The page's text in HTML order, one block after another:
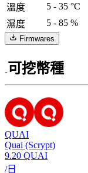
溫度
5 - 35 °C
濕度
5 - 85 %
Firmwares
可挖幣種
QUAI
Quai (Scrypt)
9.20 QUAI
/日